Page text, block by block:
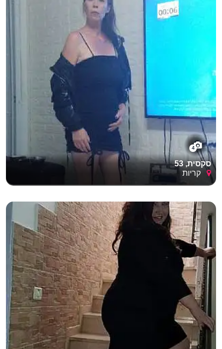
4
סקסית, 53
קריות